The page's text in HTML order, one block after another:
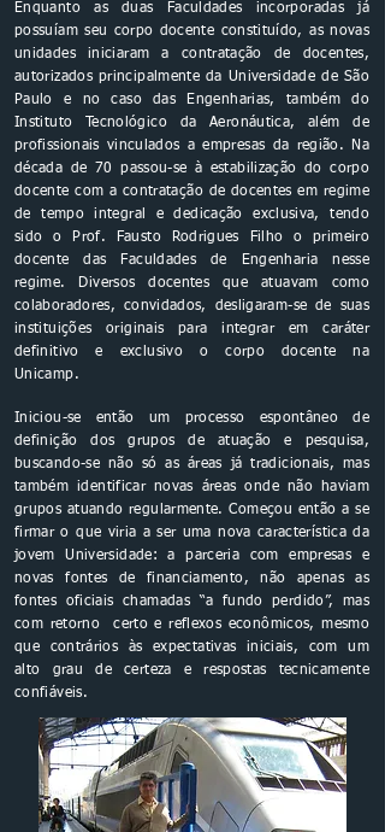
Enquanto as duas Faculdades incorporadas já
possuíam seu corpo docente constituído, as novas
unidades iniciaram a contratação de docentes,
autorizados principalmente da Universidade de São
Paulo e no caso das Engenharias, também do
Instituto Tecnológico da Aeronáutica, além de
profissionais vinculados a empresas da região. Na
década de 70 passou-se à estabilização do corpo
docente com a contratação de docentes em regime
de tempo integral e dedicação exclusiva, tendo
sido o Prof. Fausto Rodrigues Filho o primeiro
docente das Faculdades de Engenharia nesse
regime. Diversos docentes que atuavam como
colaboradores, convidados, desligaram-se de suas
instituições originais para integrar em caráter
definitivo e exclusivo o corpo docente na
Unicamp.
Iniciou-se então um processo espontâneo de
definição dos grupos de atuação e pesquisa,
buscando-se não só as áreas já tradicionais, mas
também identificar novas áreas onde não haviam
grupos atuando regularmente. Começou então a se
firmar o que viria a ser uma nova característica da
jovem Universidade: a parceria com empresas e
novas fontes de financiamento, não apenas as
fontes oficiais chamadas “a fundo perdido”, mas
com retorno certo e reflexos econômicos, mesmo
que contrários às expectativas iniciais, com um
alto grau de certeza e respostas tecnicamente
confiáveis.